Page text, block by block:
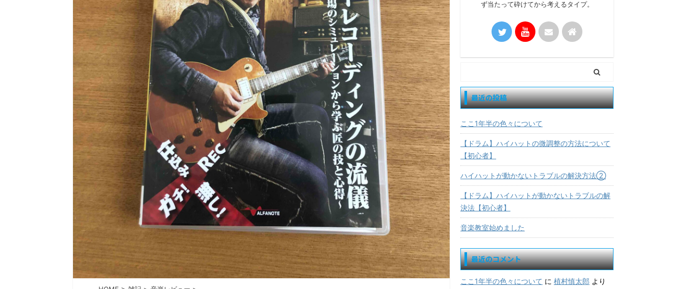
ず当たって砕けてから考えるタイプ。
最近の投稿
ここ1年半の色々について
【ドラム】ハイハットの微調整の方法について
【初心者】
ハイハットが動かないトラブルの解決方法②
【ドラム】ハイハットが動かないトラブルの解
決法【初心者】
音楽教室始めました
最近のコメント
ここ1年半の色々について に 植村慎太郎 より